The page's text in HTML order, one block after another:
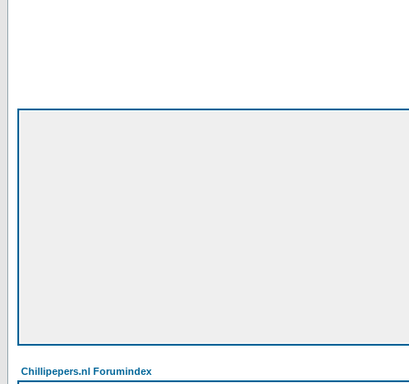
Chillipepers.nl Forumindex